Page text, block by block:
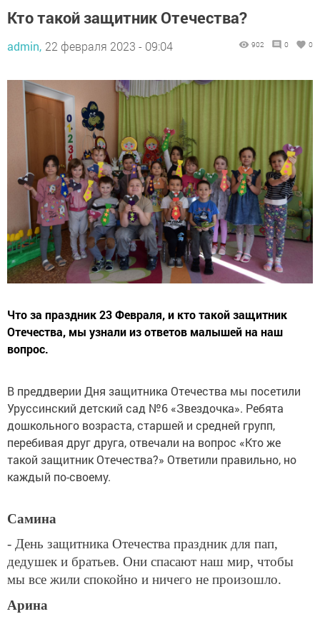
Кто такой защитник Отечества?
admin, 22 февраля 2023 - 09:04 902 0 0
Что за праздник 23 Февраля, и кто такой защитник
Отечества, мы узнали из ответов малышей на наш
вопрос.
В преддверии Дня защитника Отечества мы посетили
Уруссинский детский сад №6 «Звездочка». Ребята
дошкольного возраста, старшей и средней групп,
перебивая друг друга, отвечали на вопрос «Кто же
такой защитник Отечества?» Ответили правильно, но
каждый по-своему.
Самина
- День защитника Отечества праздник для пап,
дедушек и братьев. Они спасают наш мир, чтобы
мы все жили спокойно и ничего не произошло.
Арина